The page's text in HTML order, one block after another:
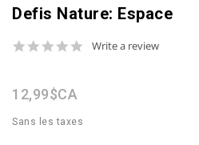
Defis Nature: Espace
0.0
Write a review
12,99$CA
Sans les taxes